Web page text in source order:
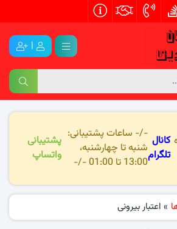
|
کانال
تلگرام
-/- ساعات پشتیبانی:
شنبه تا چهارشنبه،
13:00 تا 01:00 -/-
پشتیبانی
واتساپ
» اعتبار بیرونی